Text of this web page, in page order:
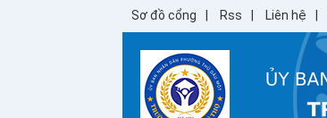
Sơ đồ cổng Rss Liên hệ